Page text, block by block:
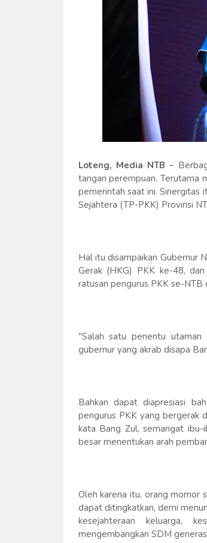
Loteng, Media NTB -
tangan perempuan. Terutama
pemerintah saat ini. Sinergitas
Sejahtera (TP-PKK) Provinsi
Hal itu disampaikan Gubernur
Gerak (HKG) PKK ke-48,
ratusan pengurus PKK se-NTB
"Salah satu penentu
gubernur yang akrab disapa
Bahkan dapat diapresiasi
pengurus PKK yang bergerak
kata Bang Zul, semangat ibu-
besar menentukan arah
Oleh karena itu, orang momor
dapat ditingkatkan, demi
kesejahteraan keluarga,
mengembangkan SDM